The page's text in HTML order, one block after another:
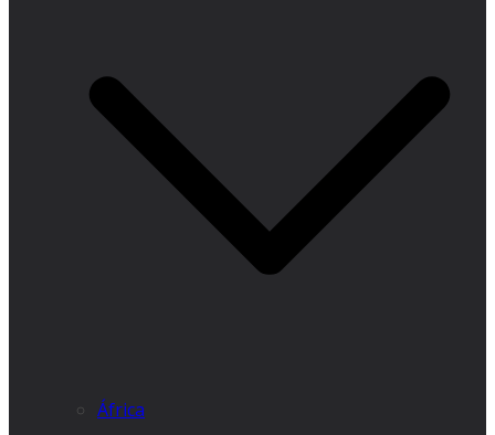
África